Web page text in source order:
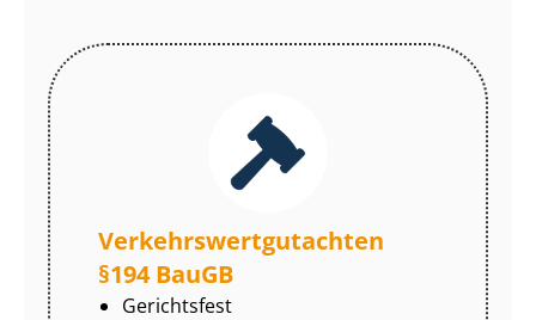
Ver­kehrs­wert­gut­ach­ten
§194 BauGB
Gerichtsfest